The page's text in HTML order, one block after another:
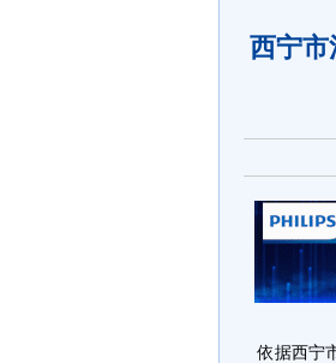
西宁
依据西宁